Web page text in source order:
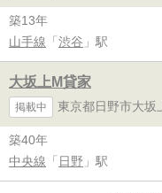
築13年
山手線 「 渋谷 」駅
大坂上M貸家
掲載中 東京都日野市大坂
築40年
中央線 「 日野 」駅